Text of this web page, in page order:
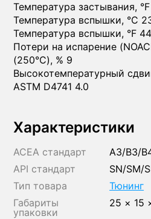
Температура застывания,
Температура вспышки, °C
Температура вспышки, °F
Потери на испарение
(250°C), % 9
Высокотемпературный
ASTM D4741 4.0
Характеристики
ACEA стандарт
A3/B3/
API стандарт
SN/SM/
Тип товара
Тюнинг
Габариты
упаковки
25 × 15